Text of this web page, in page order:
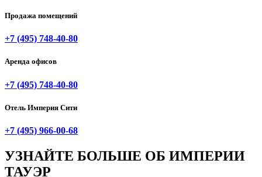
Продажа помещений
+7 (495) 748-40-80
Аренда офисов
+7 (495) 748-40-80
Отель Империя Сити
+7 (495) 966-00-68
УЗНАЙТЕ БОЛЬШЕ ОБ ИМПЕРИИ
ТАУЭР